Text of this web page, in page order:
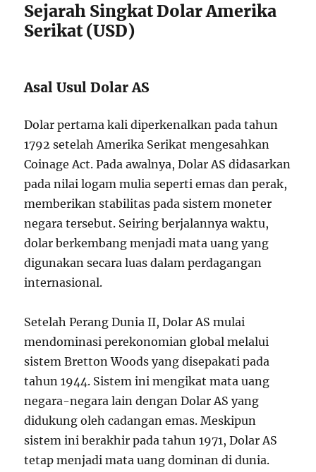
Sejarah Singkat Dolar Amerika
Serikat (USD)
Asal Usul Dolar AS
Dolar pertama kali diperkenalkan pada tahun
1792 setelah Amerika Serikat mengesahkan
Coinage Act. Pada awalnya, Dolar AS didasarkan
pada nilai logam mulia seperti emas dan perak,
memberikan stabilitas pada sistem moneter
negara tersebut. Seiring berjalannya waktu,
dolar berkembang menjadi mata uang yang
digunakan secara luas dalam perdagangan
internasional.
Setelah Perang Dunia II, Dolar AS mulai
mendominasi perekonomian global melalui
sistem Bretton Woods yang disepakati pada
tahun 1944. Sistem ini mengikat mata uang
negara-negara lain dengan Dolar AS yang
didukung oleh cadangan emas. Meskipun
sistem ini berakhir pada tahun 1971, Dolar AS
tetap menjadi mata uang dominan di dunia.